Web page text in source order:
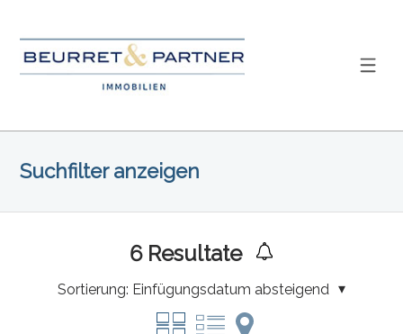
Suchfilter anzeigen
6Resultate
Sortierung: Einfügungsdatum absteigend